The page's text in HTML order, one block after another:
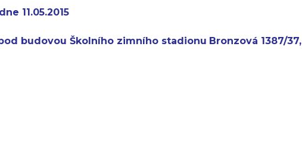
11.05.2015
budovou Školního zimního stadionu Bronzová 1387/37,